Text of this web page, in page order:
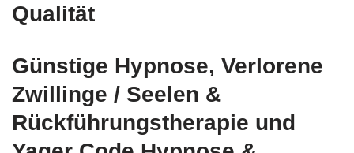
Qualität
Günstige Hypnose, Verlorene
Zwillinge / Seelen &
Rückführungstherapie und